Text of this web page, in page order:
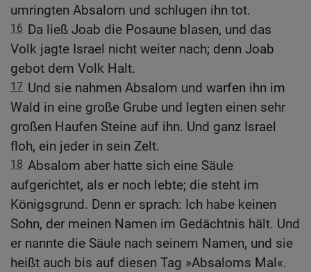
umringten Absalom und schlugen ihn tot.
16 Da ließ Joab die Posaune blasen, und das
Volk jagte Israel nicht weiter nach; denn Joab
gebot dem Volk Halt.
17 Und sie nahmen Absalom und warfen ihn im
Wald in eine große Grube und legten einen sehr
großen Haufen Steine auf ihn. Und ganz Israel
floh, ein jeder in sein Zelt.
18 Absalom aber hatte sich eine Säule
aufgerichtet, als er noch lebte; die steht im
Königsgrund. Denn er sprach: Ich habe keinen
Sohn, der meinen Namen im Gedächtnis hält. Und
er nannte die Säule nach seinem Namen, und sie
heißt auch bis auf diesen Tag »Absaloms Mal«.